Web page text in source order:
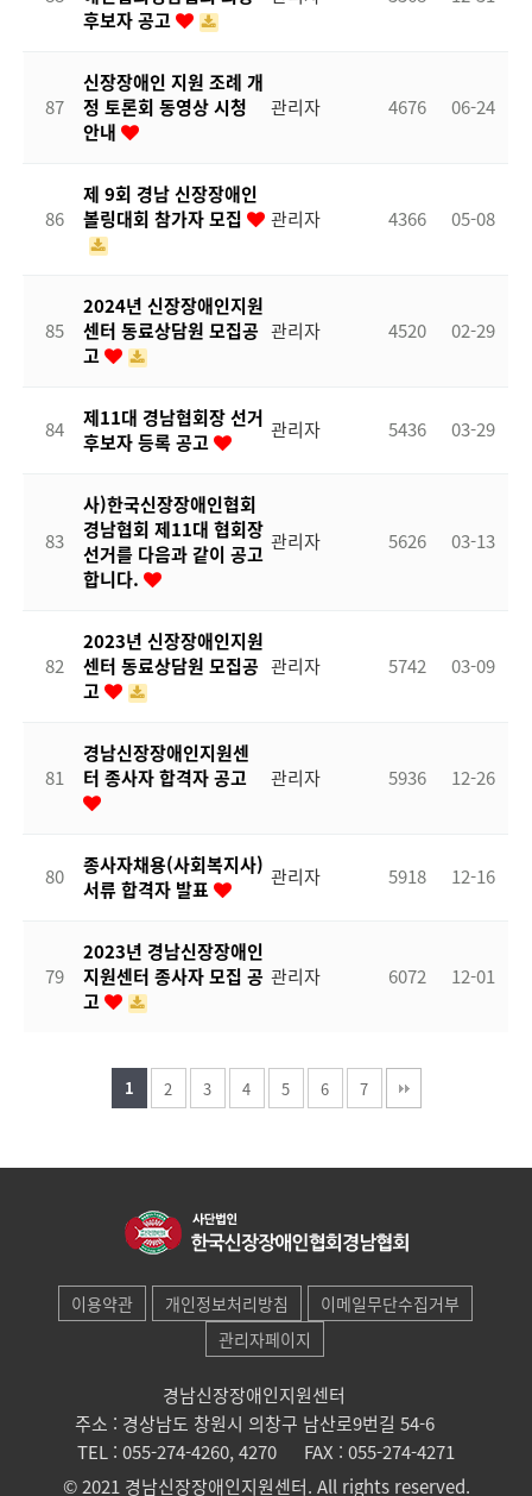
후보자 공고
87
신장장애인 지원 조례 개
정 토론회 동영상 시청
안내
관리자 4676 06-24
86
제 9회 경남 신장장애인
볼링대회 참가자 모집
관리자 4366 05-08
85
2024년 신장장애인지원
센터 동료상담원 모집공
고
관리자 4520 02-29
84
제11대 경남협회장 선거
후보자 등록 공고
관리자 5436 03-29
83
사)한국신장장애인협회
경남협회 제11대 협회장
선거를 다음과 같이 공고
합니다.
관리자 5626 03-13
82
2023년 신장장애인지원
센터 동료상담원 모집공
고
관리자 5742 03-09
81
경남신장장애인지원센
터 종사자 합격자 공고
관리자 5936 12-26
80
종사자채용(사회복지사)
서류 합격자 발표
관리자 5918 12-16
79
2023년 경남신장장애인
지원센터 종사자 모집 공
고
관리자 6072 12-01
1 2 3 4 5 6 7
이용약관 개인정보처리방침
이메일무단수집거부
관리자페이지
경남신장장애인지원센터
주소 : 경상남도 창원시 의창구 남산로9번길 54-6
TEL : 055-274-4260, 4270
FAX : 055-274-4271
© 2021 경남신장장애인지원센터. All rights reserved.